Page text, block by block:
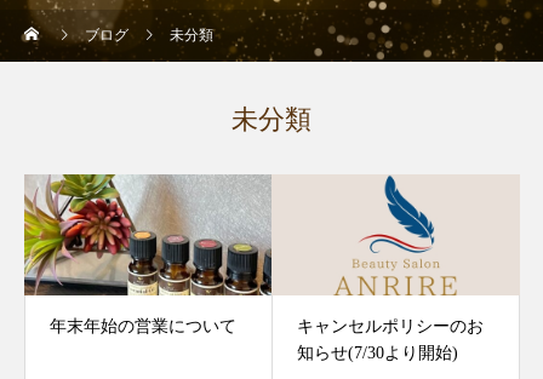
ブログ 未分類
未分類
年末年始の営業について
キャンセルポリシーのお
知らせ(7/30より開始)